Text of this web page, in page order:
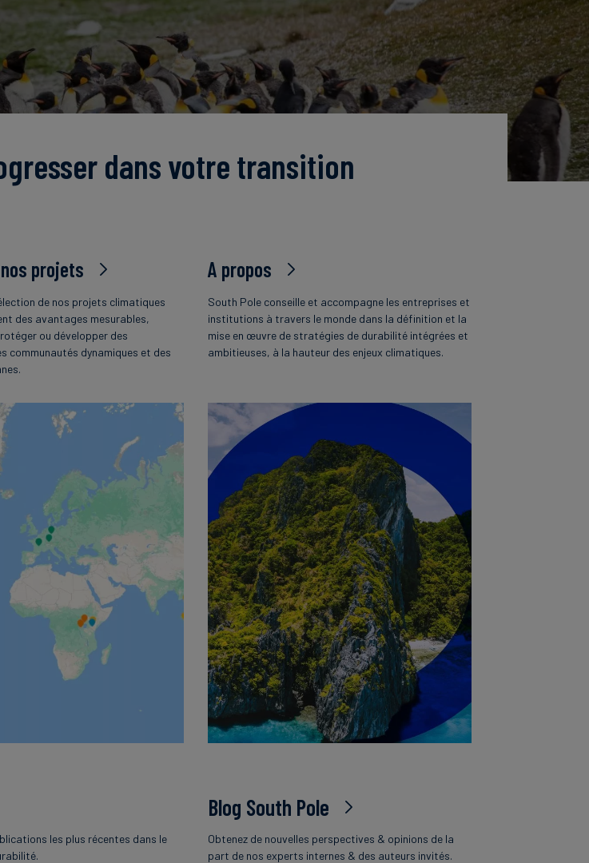
dans votre transition
projets
de nos projets climatiques
des avantages mesurables,
ou développer des
communautés dynamiques et des
A propos
South Pole conseille et accompagne les entreprises et
institutions à travers le monde dans la définition et la
mise en œuvre de stratégies de durabilité intégrées et
ambitieuses, à la hauteur des enjeux climatiques.
les plus récentes dans le
Blog South Pole
Obtenez de nouvelles perspectives & opinions de la
part de nos experts internes & des auteurs invités.